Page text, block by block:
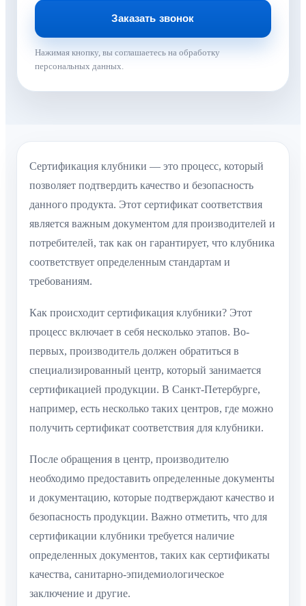
Нажимая кнопку, вы соглашаетесь на обработку
персональных данных.
Сертификация клубники — это процесс, который
позволяет подтвердить качество и безопасность
данного продукта. Этот сертификат соответствия
является важным документом для производителей и
потребителей, так как он гарантирует, что клубника
соответствует определенным стандартам и
требованиям.
Как происходит сертификация клубники? Этот
процесс включает в себя несколько этапов. Во-
первых, производитель должен обратиться в
специализированный центр, который занимается
сертификацией продукции. В Санкт-Петербурге,
например, есть несколько таких центров, где можно
получить сертификат соответствия для клубники.
После обращения в центр, производителю
необходимо предоставить определенные документы
и документацию, которые подтверждают качество и
безопасность продукции. Важно отметить, что для
сертификации клубники требуется наличие
определенных документов, таких как сертификаты
качества, санитарно-эпидемиологическое
заключение и другие.